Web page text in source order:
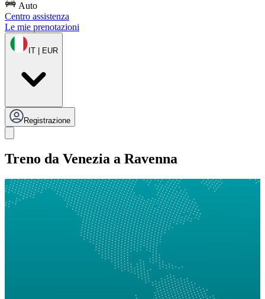
Auto
Centro assistenza
Le mie prenotazioni
IT | EUR
Registrazione
Treno da Venezia a Ravenna